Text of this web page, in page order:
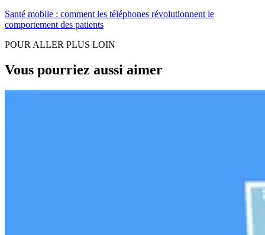
Santé mobile : comment les téléphones révolutionnent le
comportement des patients
POUR ALLER PLUS LOIN
Vous pourriez aussi aimer